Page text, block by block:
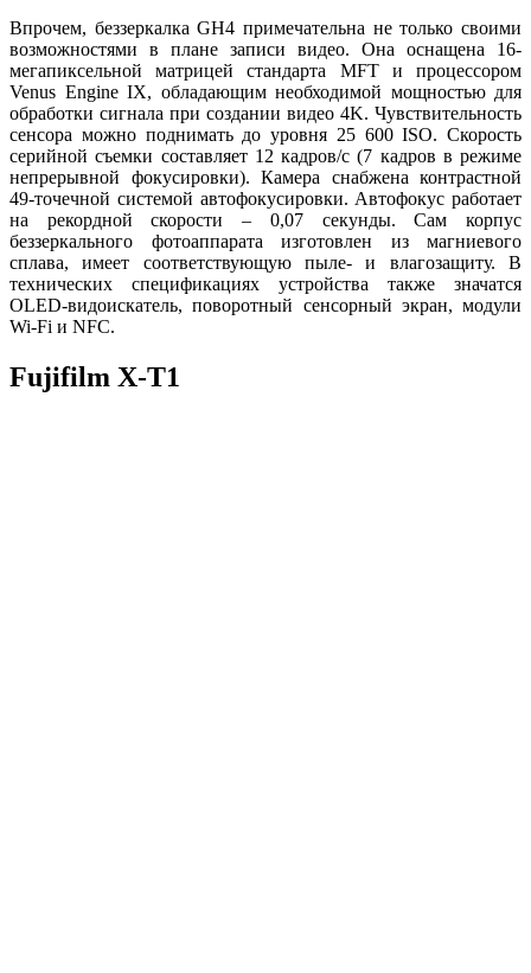
Впрочем, беззеркалка GH4 примечательна не только своими
возможностями в плане записи видео. Она оснащена 16-
мегапиксельной матрицей стандарта MFT и процессором
Venus Engine IX, обладающим необходимой мощностью для
обработки сигнала при создании видео 4K. Чувствительность
сенсора можно поднимать до уровня 25 600 ISO. Скорость
серийной съемки составляет 12 кадров/с (7 кадров в режиме
непрерывной фокусировки). Камера снабжена контрастной
49-точечной системой автофокусировки. Автофокус работает
на рекордной скорости – 0,07 секунды. Сам корпус
беззеркального фотоаппарата изготовлен из магниевого
сплава, имеет соответствующую пыле- и влагозащиту. В
технических спецификациях устройства также значатся
OLED-видоискатель, поворотный сенсорный экран, модули
Wi-Fi и NFC.
Fujifilm X-T1